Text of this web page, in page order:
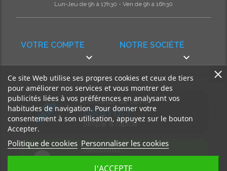
NOTRE SOCIÉTÉ

VOTRE COMPTE

Lun-Jeu de 9h à 17h30 - Ven de 9h à 16h30
Demande de devis
GRATUIT
Simple & rapide
Découvrez
Ce site Web utilise ses propres cookies et ceux de tiers
pour améliorer nos services et vous montrer des
publicités liées à vos préférences en analysant vos
habitudes de navigation. Pour donner votre
consentement à son utilisation, appuyez sur le bouton
Accepter.
Politique de cookies Personnaliser les cookies
J'ACCEPTE